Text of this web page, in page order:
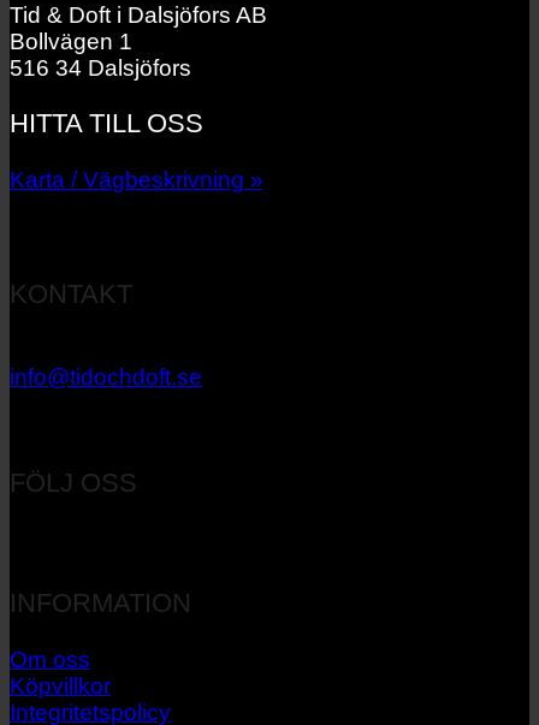
Tid & Doft i Dalsjöfors AB
Bollvägen 1
516 34 Dalsjöfors
HITTA TILL OSS
Karta / Vägbeskrivning »
KONTAKT
info@tidochdoft.se
FÖLJ OSS
INFORMATION
Om oss
Köpvillkor
Integritetspolicy